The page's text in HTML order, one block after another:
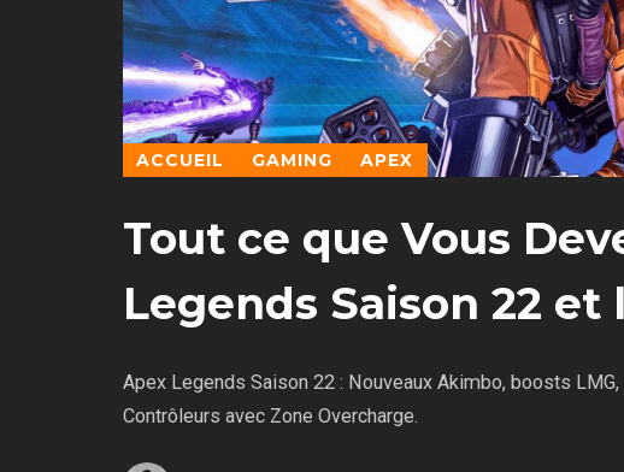
ACCUEIL GAMING APEX
Tout ce que Vous
Legends Saison 22
Apex Legends Saison 22 : Nouveaux Akimbo, boosts
Contrôleurs avec Zone Overcharge.